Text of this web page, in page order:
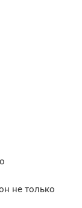
не только